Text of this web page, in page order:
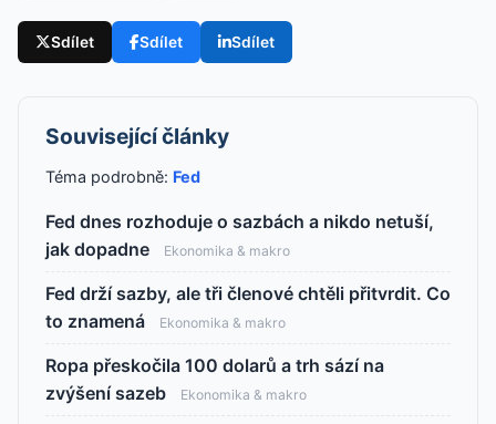
Sdílet Sdílet Sdílet
Související články
Téma podrobně: Fed
Fed dnes rozhoduje o sazbách a nikdo netuší,
jak dopadne
Ekonomika & makro
Fed drží sazby, ale tři členové chtěli přitvrdit. Co
to znamená
Ekonomika & makro
Ropa přeskočila 100 dolarů a trh sází na
zvýšení sazeb
Ekonomika & makro